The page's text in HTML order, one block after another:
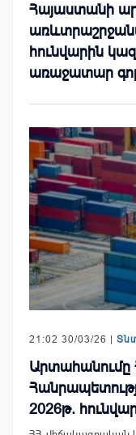
Հայաստանի
հունվարին
առաջատար
21:02 30/03/26 |
2026թ.